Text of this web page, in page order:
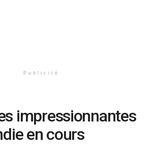
Publicité
impressionnantes
en cours